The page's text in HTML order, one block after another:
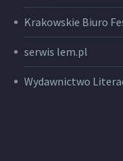
Krakowskie Biuro
serwis lem.pl
Wydawnictwo